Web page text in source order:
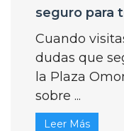
seguro para
Cuando
dudas que
la Plaza
sobre ...
Leer Más